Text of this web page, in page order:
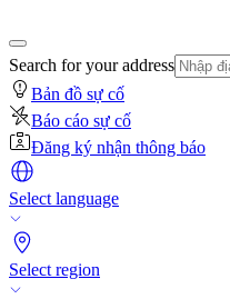
Search for your address
Bản đồ sự cố
Báo cáo sự cố
Đăng ký nhận thông báo
Select language
Select region